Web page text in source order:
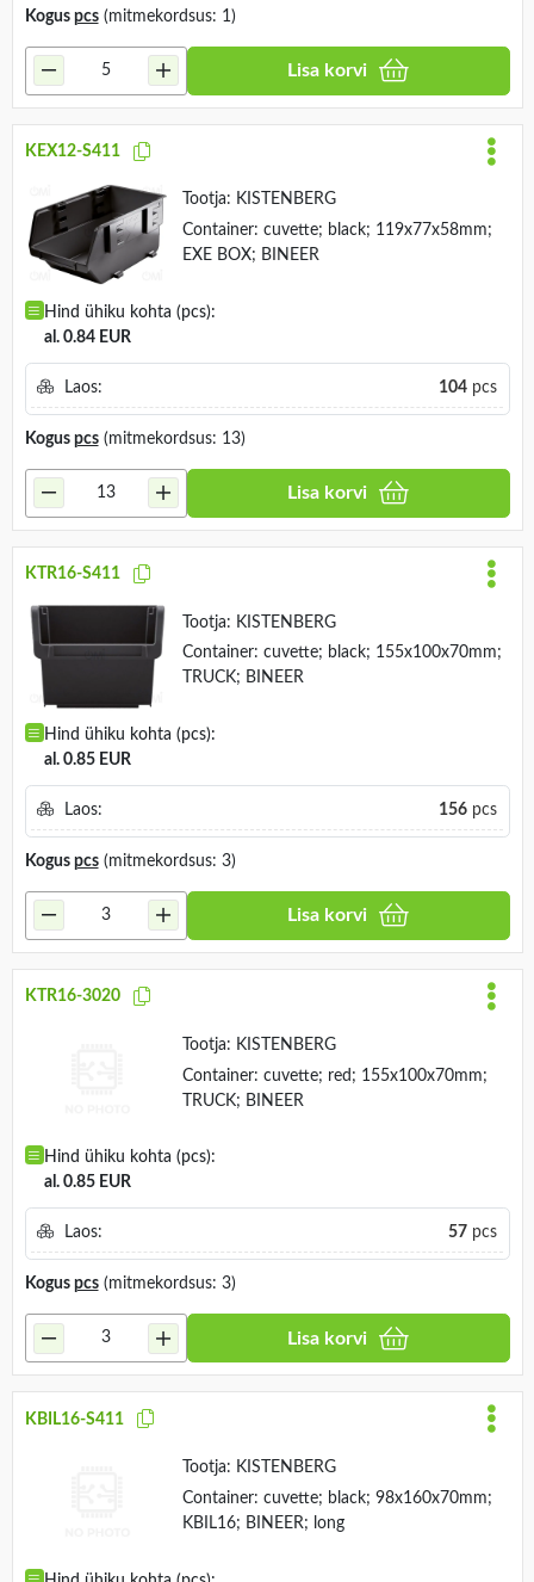
Kogus pcs(mitmekordsus: 1)
Lisa korvi
KEX12-S411
Tootja: KISTENBERG
Container: cuvette; black; 119x77x58mm;
EXE BOX; BINEER
Hind ühiku kohta (pcs):
al. 0.84 EUR
Laos: 104pcs
Kogus pcs(mitmekordsus: 13)
Lisa korvi
KTR16-S411
Tootja: KISTENBERG
Container: cuvette; black; 155x100x70mm;
TRUCK; BINEER
Hind ühiku kohta (pcs):
al. 0.85 EUR
Laos: 156pcs
Kogus pcs(mitmekordsus: 3)
Lisa korvi
KTR16-3020
Tootja: KISTENBERG
Container: cuvette; red; 155x100x70mm;
TRUCK; BINEER
Hind ühiku kohta (pcs):
al. 0.85 EUR
Laos: 57pcs
Kogus pcs(mitmekordsus: 3)
Lisa korvi
KBIL16-S411
Tootja: KISTENBERG
Container: cuvette; black; 98x160x70mm;
KBIL16; BINEER; long